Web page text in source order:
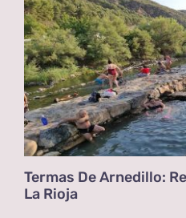
Termas De Arnedillo:
La Rioja